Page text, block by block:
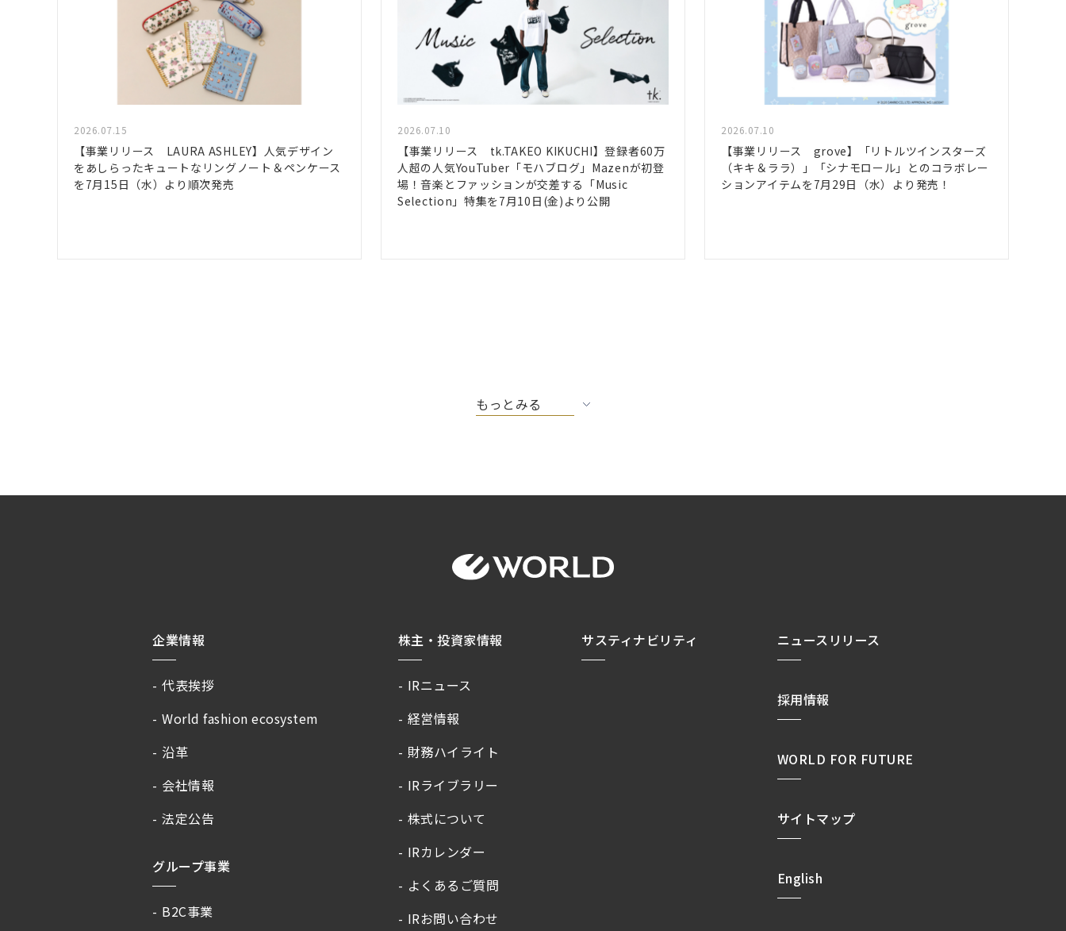
2026.07.15
【事業リリース LAURA ASHLEY】人気デザイン
をあしらったキュートなリングノート＆ペンケース
を7月15日（水）より順次発売
2026.07.10
【事業リリース tk.TAKEO KIKUCHI】登録者60万
人超の人気YouTuber「モハブログ」Mazenが初登
場！音楽とファッションが交差する「Music
Selection」特集を7月10日(金)より公開
2026.07.10
【事業リリース grove】「リトルツインスターズ
（キキ＆ララ）」「シナモロール」とのコラボレー
ションアイテムを7月29日（水）より発売！
もっとみる
企業情報
代表挨拶
World fashion ecosystem
沿革
会社情報
法定公告
グループ事業
B2C事業
株主・投資家情報
IRニュース
経営情報
財務ハイライト
IRライブラリー
株式について
IRカレンダー
よくあるご質問
IRお問い合わせ
サスティナビリティ ニュースリリース
採用情報
WORLD FOR FUTURE
サイトマップ
English